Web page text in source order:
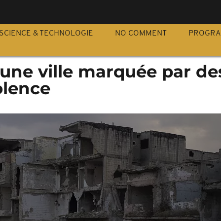
SCIENCE & TECHNOLOGIE NO COMMENT
ville marquée par